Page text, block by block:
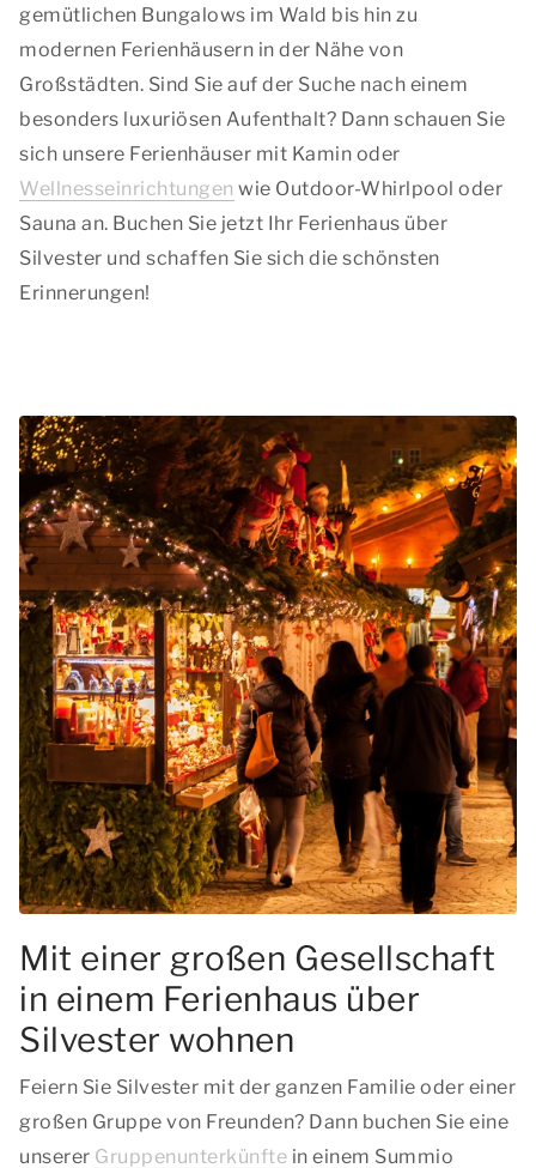
gemütlichen Bungalows im Wald bis hin zu
modernen Ferienhäusern in der Nähe von
Großstädten. Sind Sie auf der Suche nach einem
besonders luxuriösen Aufenthalt? Dann schauen Sie
sich unsere Ferienhäuser mit Kamin oder
Wellnesseinrichtungen wie Outdoor-Whirlpool oder
Sauna an. Buchen Sie jetzt Ihr Ferienhaus über
Silvester und schaffen Sie sich die schönsten
Erinnerungen!
Mit einer großen Gesellschaft
in einem Ferienhaus über
Silvester wohnen
Feiern Sie Silvester mit der ganzen Familie oder einer
großen Gruppe von Freunden? Dann buchen Sie eine
unserer Gruppenunterkünfte in einem Summio